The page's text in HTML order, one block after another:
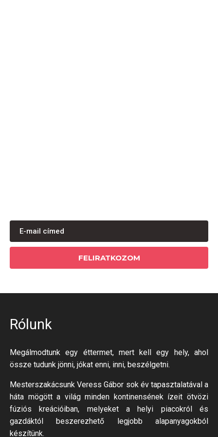
FELIRATKOZOM
Rólunk
Megálmodtunk egy éttermet, mert kell egy hely, ahol
össze tudunk jönni, jókat enni, inni, beszélgetni.
Mesterszakácsunk Veress Gábor sok év tapasztalatával a
háta mögött a világ minden kontinensének ízeit ötvözi
fúziós kreációiban, melyeket a helyi piacokról és
gazdáktól beszerezhető legjobb alapanyagokból
készítünk.